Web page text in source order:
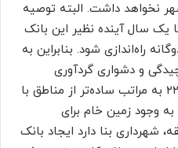
نخواهد داشت. البته توصیه
یک سال آینده نظیر این بانک
راه‌‌اندازی شود. بنابراین به
و دشواری گردآوری
اطلاعات مربوط به اراضی منطقه ۲۲ به مراتب ساده‌‌تر از مناطق با
وجود زمین خام برای
شهرداری بنا دارد ایجاد بانک